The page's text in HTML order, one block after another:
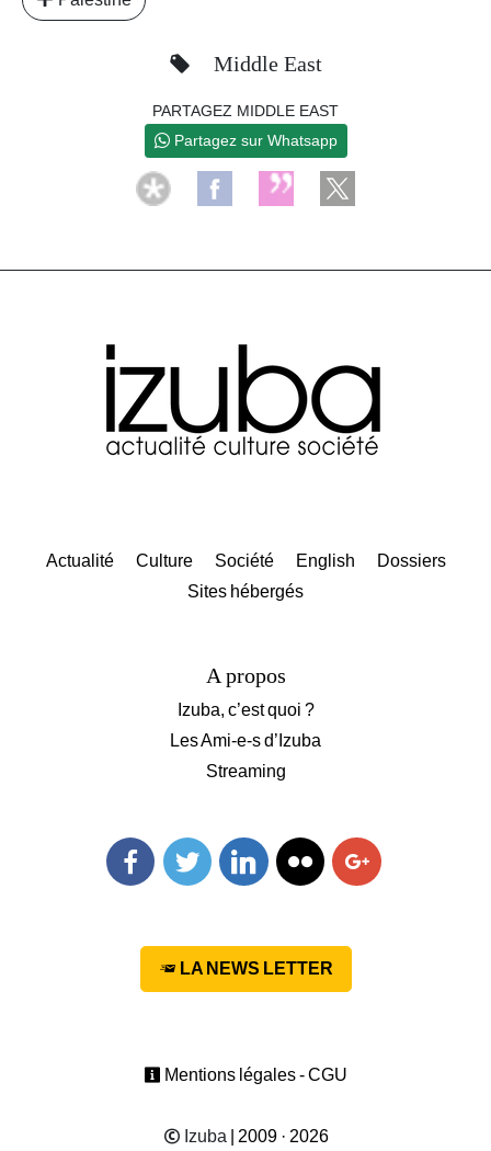
Middle East
PARTAGEZ MIDDLE EAST
Partagez sur Whatsapp
Actualité Culture Société English
Dossiers
Sites hébergés
A propos
Izuba, c’est quoi ?
Les Ami-e-s d’Izuba
Streaming
LA NEWS LETTER
Mentions légales - CGU
Izuba | 2009 · 2026